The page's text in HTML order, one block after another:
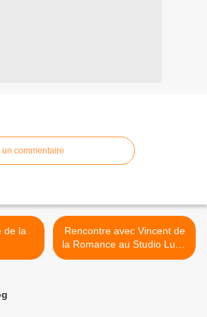
un commentaire
Rencontre avec Vincent de
la Romance au Studio Luna
Rossa afin d’en apprendre